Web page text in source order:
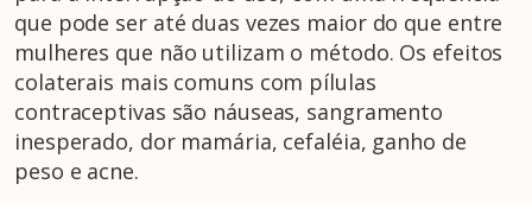
que pode ser até duas vezes maior do que entre
mulheres que não utilizam o método. Os efeitos
colaterais mais comuns com pílulas
contraceptivas são náuseas, sangramento
inesperado, dor mamária, cefaléia, ganho de
peso e acne.